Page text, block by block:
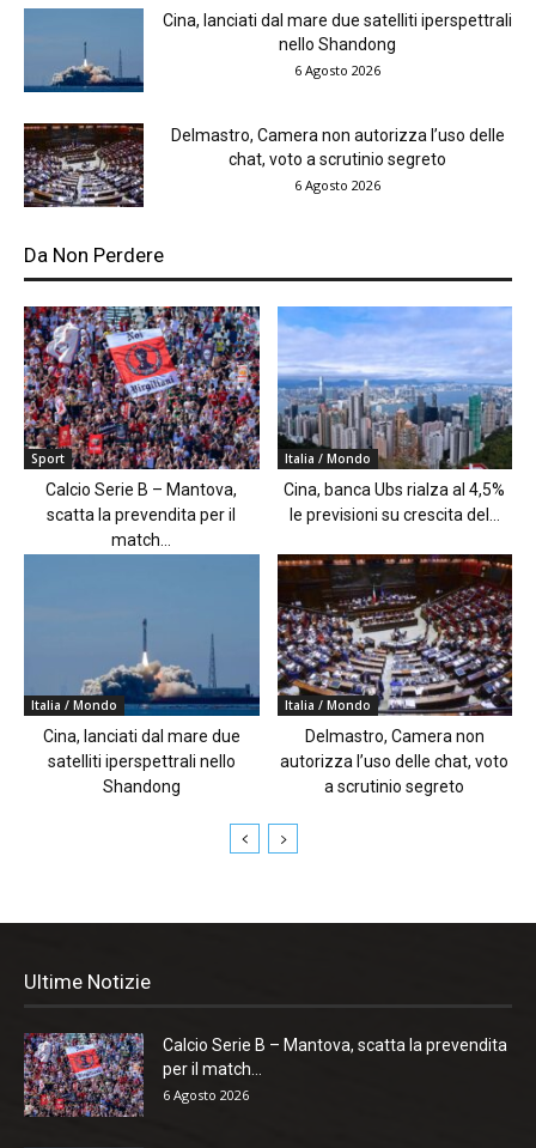
Cina, lanciati dal mare due satelliti iperspettrali
nello Shandong
6 Agosto 2026
Delmastro, Camera non autorizza l’uso delle
chat, voto a scrutinio segreto
6 Agosto 2026
Da Non Perdere
Sport
Calcio Serie B – Mantova,
scatta la prevendita per il
match...
Italia / Mondo
Cina, banca Ubs rialza al 4,5%
le previsioni su crescita del...
Italia / Mondo
Cina, lanciati dal mare due
satelliti iperspettrali nello
Shandong
Italia / Mondo
Delmastro, Camera non
autorizza l’uso delle chat, voto
a scrutinio segreto
Ultime Notizie
Calcio Serie B – Mantova, scatta la prevendita
per il match...
6 Agosto 2026